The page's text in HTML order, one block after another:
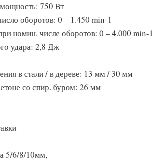
750 Вт
оборотов: 0 – 1.450 min-1
номин. числе оборотов: 0 – 4.000 min-1
удара: 2,8 Дж
в стали / в дереве: 13 мм / 30 мм
со спир. буром: 26 мм
5/6/8/10мм,